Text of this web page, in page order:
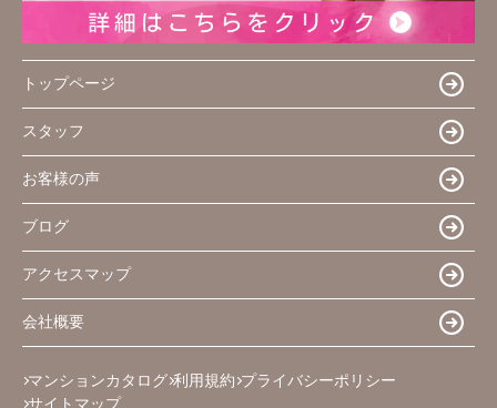
トップページ
スタッフ
お客様の声
ブログ
アクセスマップ
会社概要
マンションカタログ 利用規約 プライバシーポリシー
サイトマップ